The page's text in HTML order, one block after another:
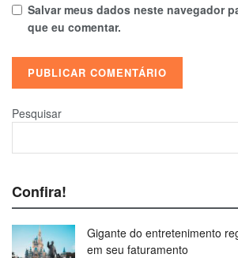
Salvar meus dados neste navegador
que eu comentar.
Pesquisar
Confira!
Gigante do entretenimento
em seu faturamento